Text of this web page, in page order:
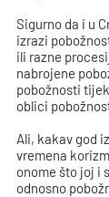
Sigurno da i u
izrazi
ili razne
nabrojene
pobožnosti
oblici
Ali, kakav god
vremena
onome što joj i
odnosno